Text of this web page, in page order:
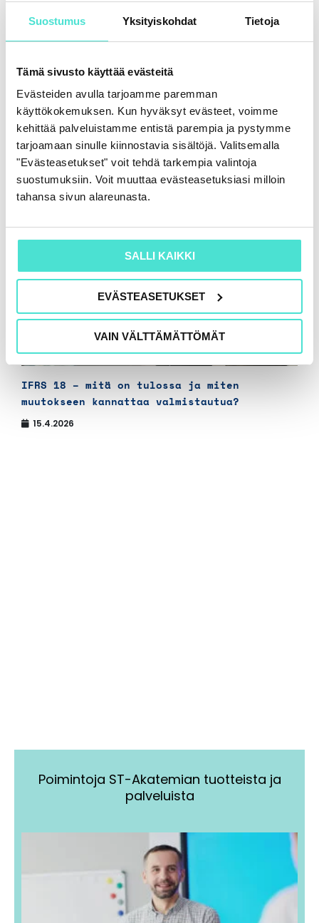
Suostumus Yksityiskohdat Tietoja
Tämä sivusto käyttää evästeitä
Evästeiden avulla tarjoamme paremman
käyttökokemuksen. Kun hyväksyt evästeet, voimme
kehittää palveluistamme entistä parempia ja pystymme
tarjoamaan sinulle kiinnostavia sisältöjä. Valitsemalla
"Evästeasetukset" voit tehdä tarkempia valintoja
suostumuksiin. Voit muuttaa evästeasetuksiasi milloin
tahansa sivun alareunasta.
SALLI KAIKKI
EVÄSTEASETUKSET
VAIN VÄLTTÄMÄTTÖMÄT
IFRS 18 – mitä on tulossa ja miten
muutokseen kannattaa valmistautua?
15.4.2026
Poimintoja ST-Akatemian tuotteista ja
palveluista
useampi
useampi